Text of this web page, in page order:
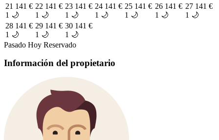
21 141 €
1 🌙
22 141 €
1 🌙
23 141 €
1 🌙
24 141 €
1 🌙
25 141 €
1 🌙
26 141 €
1 🌙
27 141 €
1 🌙
28 141 €
1 🌙
29 141 €
1 🌙
30 141 €
1 🌙
Pasado Hoy Reservado
Información del propietario